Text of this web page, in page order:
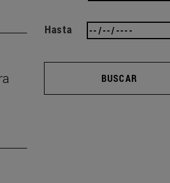
Hasta
BUSCAR